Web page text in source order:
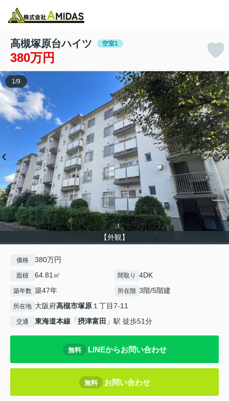
高槻塚原台ハイツ 空室1
380万円
【外観】
1 /9
価格 380万円
面積 64.81㎡ 間取り 4DK
築年数 築47年 所在階 3階/5階建
所在地 大阪府高槻市塚原 １丁目7-11
交通 東海道本線 「摂津富田 」駅 徒歩51分
無料 LINEからお問い合わせ
無料 お問い合わせ